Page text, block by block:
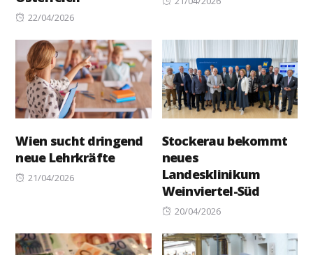
Posted
22/04/2026
Wien sucht dringend
neue Lehrkräfte
Posted
21/04/2026
Stockerau bekommt
neues
Landesklinikum
Weinviertel-Süd
Posted
20/04/2026